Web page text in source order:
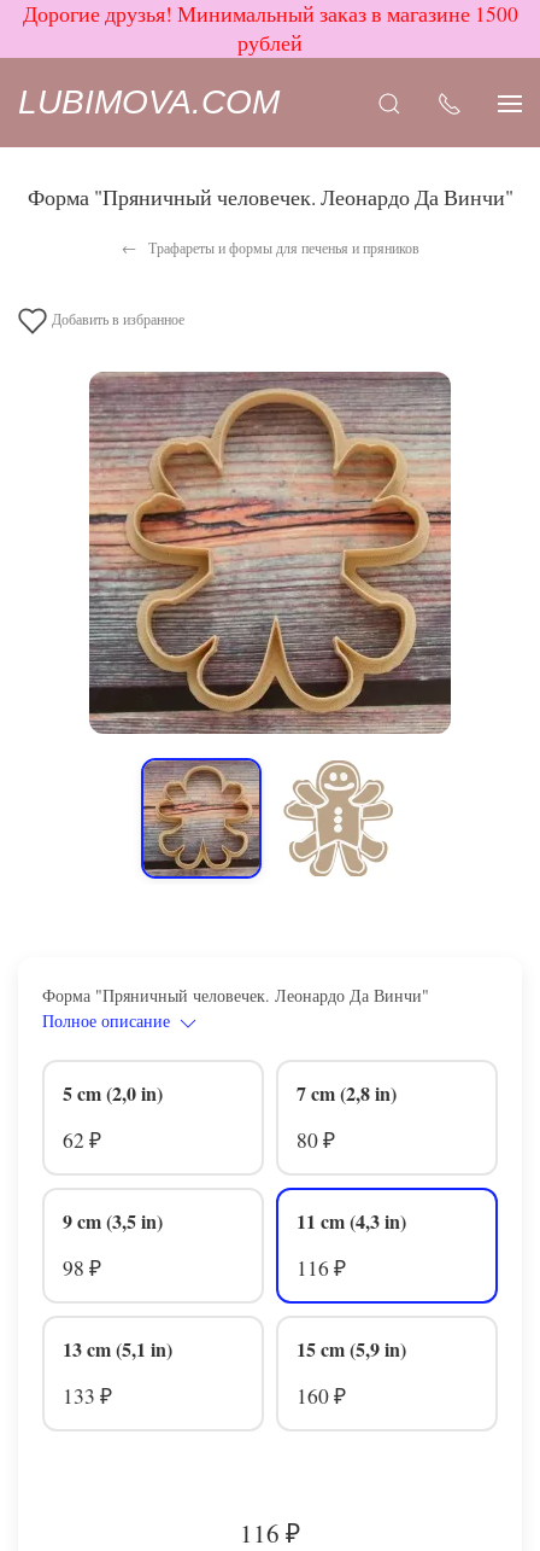
Дорогие друзья! Минимальный заказ в магазине 1500
рублей
LUBIMOVA.COM
Форма "Пряничный человечек. Леонардо Да Винчи"
Трафареты и формы для печенья и пряников
Добавить в избранное
Форма "Пряничный человечек. Леонардо Да Винчи"
Полное описание
5 cm (2,0 in)
62 ₽
7 cm (2,8 in)
80 ₽
9 cm (3,5 in)
98 ₽
11 cm (4,3 in)
116 ₽
13 cm (5,1 in)
133 ₽
15 cm (5,9 in)
160 ₽
116 ₽